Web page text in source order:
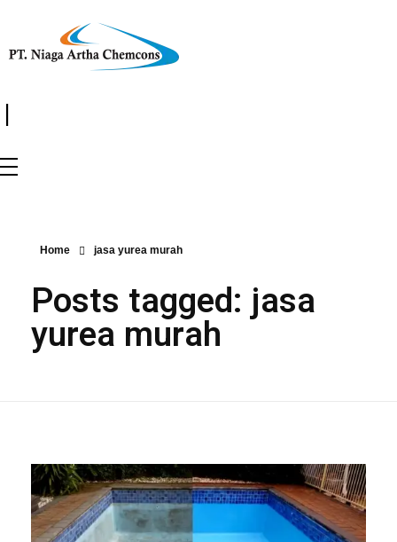
|
Home jasa yurea murah
Posts tagged: jasa
yurea murah